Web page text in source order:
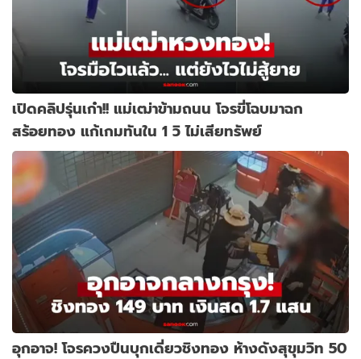
เปิดคลิปรุ่นเก๋า!! แม่เฒ่าข้ามถนน โจรขี่โฉบมาฉก
สร้อยทอง แก้เกมทันใน 1 วิ ไม่เสียทรัพย์
อุกอาจ! โจรควงปืนบุกเดี่ยวชิงทอง ห้างดังสุขุมวิท 50